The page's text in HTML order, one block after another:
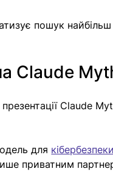
пошук найбільш
Claude
Claude
для кібербезпеки
приватним